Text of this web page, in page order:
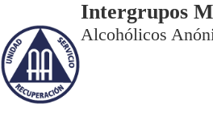
Intergrupos
Alcohólicos